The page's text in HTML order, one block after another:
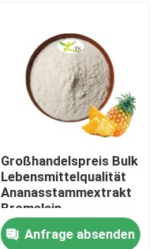
Großhandelspreis Bulk
Lebensmittelqualität
Ananasstammextrakt
Bromelain-
Enzympulver
1200/2400 GDU
Anfrage absenden